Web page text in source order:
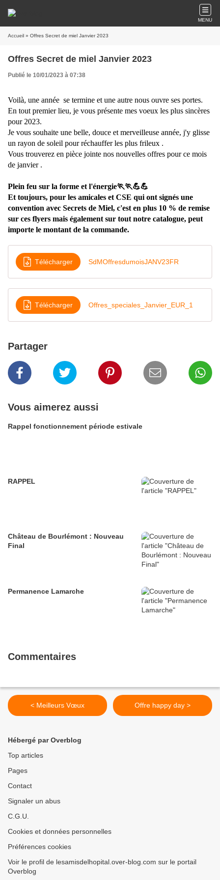
MENU
Accueil » Offres Secret de miel Janvier 2023
Offres Secret de miel Janvier 2023
Publié le 10/01/2023 à 07:38
Voilà, une année se termine et une autre nous ouvre ses portes.
En tout premier lieu, je vous présente mes voeux les plus sincères
pour 2023.
Je vous souhaite une belle, douce et merveilleuse année, j'y glisse
un rayon de soleil pour réchauffer les plus frileux .
Vous trouverez en pièce jointe nos nouvelles offres pour ce mois
de janvier .
Plein feu sur la forme et l'énergie🏃🏃💪💪
Et toujours, pour les amicales et CSE qui ont signés une
convention avec Secrets de Miel, c'est en plus 10 % de remise
sur ces flyers mais également sur tout notre catalogue, peut
importe le montant de la commande.
Télécharger SdMOffresdumoisJANV23FR
Télécharger Offres_speciales_Janvier_EUR_1
Partager
Vous aimerez aussi
Rappel fonctionnement période estivale
RAPPEL
Château de Bourlémont : Nouveau
Final
Permanence Lamarche
Commentaires
< Meilleurs Vœux Offre happy day >
Hébergé par Overblog
Top articles
Pages
Contact
Signaler un abus
C.G.U.
Cookies et données personnelles
Préférences cookies
Voir le profil de lesamisdelhopital.over-blog.com sur le portail
Overblog